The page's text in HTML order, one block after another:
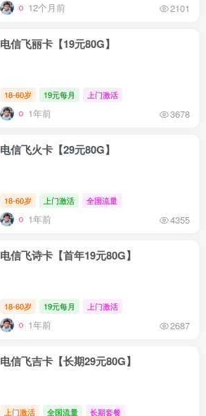
12个月前 2101
电信飞丽卡【19元80G】
18-60岁 19元每月 上门激活
1年前 3678
电信飞火卡【29元80G】
18-60岁 上门激活 全国流量
1年前 4355
电信飞诗卡【首年19元80G】
18-60岁 19元每月 上门激活
1年前 2687
电信飞吉卡【长期29元80G】
上门激活 全国流量 长期套餐